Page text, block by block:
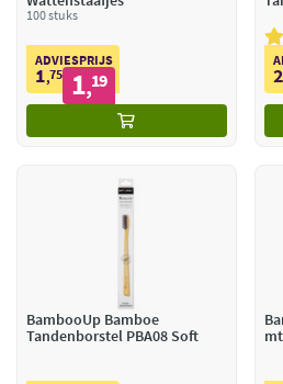
100 stuks
ADVIESPRIJS
1,75 1,19 2
BambooUp Bamboe
Tandenborstel PBA08 Soft